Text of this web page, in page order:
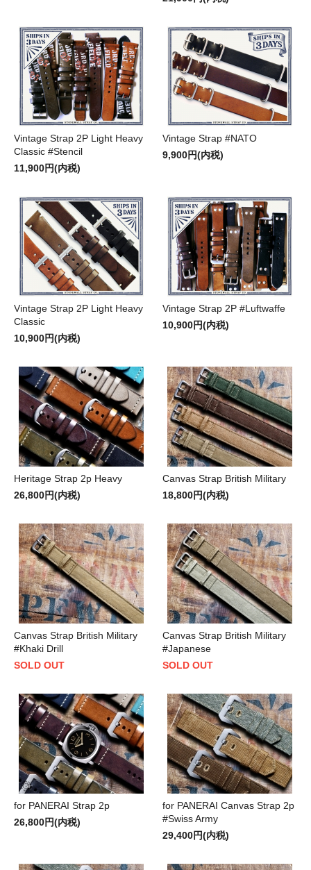
Vintage Strap 2P Light Heavy
Classic #Stencil
11,900円(内税)
Vintage Strap #NATO
9,900円(内税)
Vintage Strap 2P Light Heavy
Classic
10,900円(内税)
Vintage Strap 2P #Luftwaffe
10,900円(内税)
Heritage Strap 2p Heavy
26,800円(内税)
Canvas Strap British Military
18,800円(内税)
Canvas Strap British Military
#Khaki Drill
SOLD OUT
Canvas Strap British Military
#Japanese
SOLD OUT
for PANERAI Strap 2p
26,800円(内税)
for PANERAI Canvas Strap 2p
#Swiss Army
29,400円(内税)